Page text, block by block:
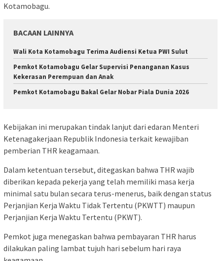
Kotamobagu.
BACAAN LAINNYA
Wali Kota Kotamobagu Terima Audiensi Ketua PWI Sulut
Pemkot Kotamobagu Gelar Supervisi Penanganan Kasus
Kekerasan Perempuan dan Anak
Pemkot Kotamobagu Bakal Gelar Nobar Piala Dunia 2026
Kebijakan ini merupakan tindak lanjut dari edaran Menteri
Ketenagakerjaan Republik Indonesia terkait kewajiban
pemberian THR keagamaan.
Dalam ketentuan tersebut, ditegaskan bahwa THR wajib
diberikan kepada pekerja yang telah memiliki masa kerja
minimal satu bulan secara terus-menerus, baik dengan status
Perjanjian Kerja Waktu Tidak Tertentu (PKWTT) maupun
Perjanjian Kerja Waktu Tertentu (PKWT).
Pemkot juga menegaskan bahwa pembayaran THR harus
dilakukan paling lambat tujuh hari sebelum hari raya